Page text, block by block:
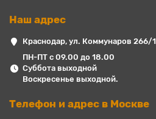
Наш адрес
Краснодар, ул. Коммунаров 266/1
ПН-ПТ с 09.00 до 18.00
Суббота выходной
Воскресенье выходной.
Телефон и адрес в Москве